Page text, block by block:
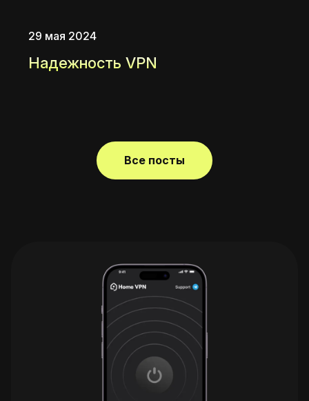
29 мая 2024
Надежность VPN
Все посты